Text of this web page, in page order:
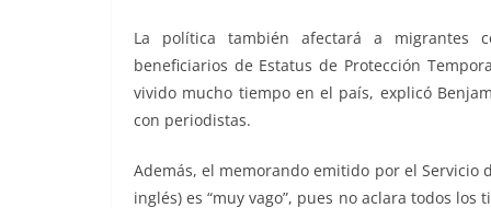
La política también afectará a migrantes
beneficiarios de Estatus de Protección
vivido mucho tiempo en el país, explicó
con periodistas.
Además, el memorando emitido por el Servicio
inglés) es “muy vago”, pues no aclara todos